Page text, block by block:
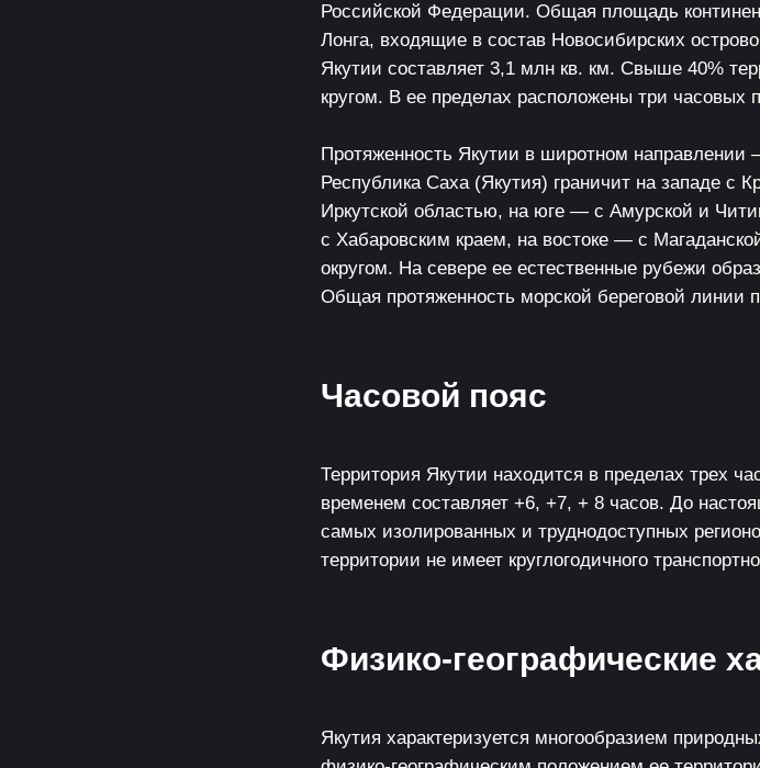
Российской Федерации. Общая площадь
Лонга, входящие в состав Новосибирских
Якутии составляет 3,1 млн кв. км. Свыше 40%
кругом. В ее пределах расположены три часовых
Протяженность Якутии в широтном
Республика Саха (Якутия) граничит на западе с
Иркутской областью, на юге — с Амурской и
с Хабаровским краем, на востоке — с
округом. На севере ее естественные рубежи
Общая протяженность морской береговой линии
Часовой пояс
Территория Якутии находится в пределах трех
временем составляет +6, +7, + 8 часов. До
самых изолированных и труднодоступных
территории не имеет круглогодичного
Физико-географические
Якутия характеризуется многообразием